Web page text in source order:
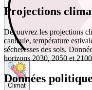
Climat
Projections
Découvrez les projections
canicule, température
sécheresses des sols.
horizons 2030, 2050 et
Données